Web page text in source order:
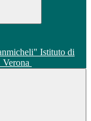
Istituto di
Verona